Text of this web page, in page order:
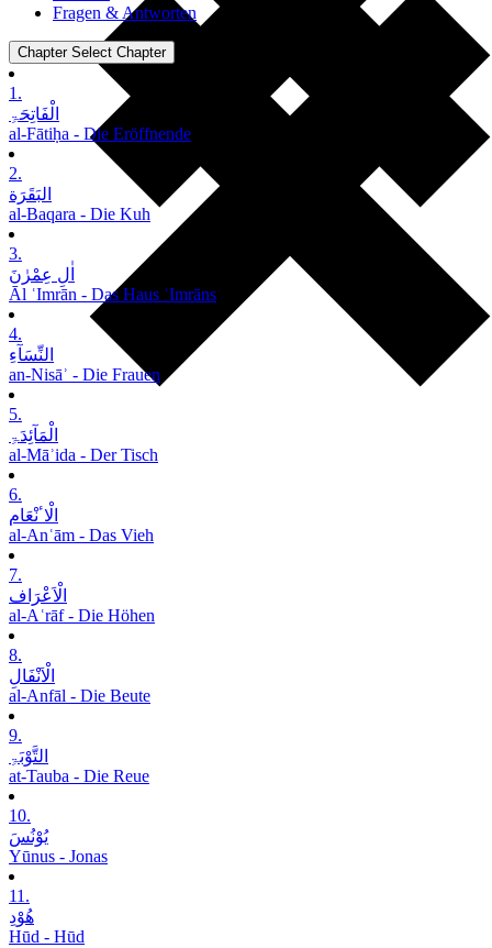
Fragen & Antworten
Chapter Select Chapter
1.
الْفَاتِحَۃِ
al-Fātiḥa - Die Eröffnende
2.
البَقَرَة
al-Baqara - Die Kuh
3.
اٰلِ عِمْرٰنَ
Āl ʿImrān - Das Haus ʿImrāns
4.
النِّسَآءِ
an-Nisāʾ - Die Frauen
5.
الْمَآئِدَۃِ
al-Māʾida - Der Tisch
6.
الْاٴنْعَام
al-Anʿām - Das Vieh
7.
الْاَعْرَاف
al-Aʿrāf - Die Höhen
8.
الْاَنْفَالِ
al-Anfāl - Die Beute
9.
التَّوْبَۃِ
at-Tauba - Die Reue
10.
یُوْنُسَ
Yūnus - Jonas
11.
ھُوْدِ
Hūd - Hūd